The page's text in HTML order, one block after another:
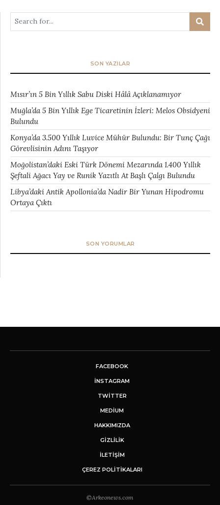
SON YAZILAR
Mısır’ın 5 Bin Yıllık Sabu Diski Hâlâ Açıklanamıyor
Muğla’da 5 Bin Yıllık Ege Ticaretinin İzleri: Melos Obsidyeni
Bulundu
Konya’da 3.500 Yıllık Luvice Mühür Bulundu: Bir Tunç Çağı
Görevlisinin Adını Taşıyor
Moğolistan’daki Eski Türk Dönemi Mezarında 1.400 Yıllık
Şeftali Ağacı Yay ve Runik Yazıtlı At Başlı Çalgı Bulundu
Libya’daki Antik Apollonia’da Nadir Bir Yunan Hipodromu
Ortaya Çıktı
SON YORUMLAR
FACEBOOK
INSTAGRAM
TWITTER
MEDIUM
HAKKIMIZDA
GİZLİLİK
İLETIŞIM
ÇEREZ POLITIKALARI
©Arkeonews.com